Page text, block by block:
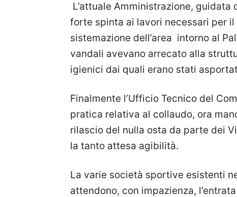
L’attuale Amministrazione,
forte spinta ai lavori necessari per
sistemazione dell’area intorno al
vandali avevano arrecato alla
igienici dai quali erano stati
Finalmente l’Ufficio Tecnico del
pratica relativa al collaudo, ora
rilascio del nulla osta da parte dei
la tanto attesa agibilità.
La varie società sportive esistenti
attendono, con impazienza,